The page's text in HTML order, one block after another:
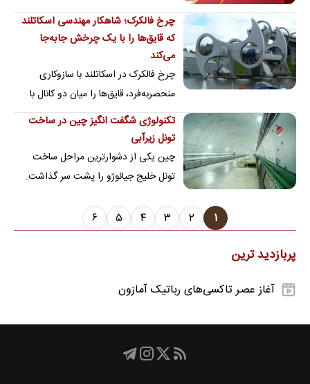
پربازدید ترین
آغاز عصر تاکسی‌های رباتیک آمازون
حمل‌ونقل ریلی پاک برداشت.
چرخ فالکرک؛ شاهکار مهندسی اسکاتلند
که قایق‌ها را با یک چرخش جابه‌جا
می‌کند
چرخ فالکرک در اسکاتلند با سازوکاری
منحصربه‌فرد، قایق‌ها را میان دو کانال با
ارتفاع متفاوت جابه‌جا می‌کند.
تکنولوژی شگفت انگیز چین در ساخت
تونل زیرآبی
چین یکی از دشوارترین مراحل ساخت
تونل خلیج جیائوژو را پشت سر گذاشت.
پیشرفت کرده و بخش…
۱ ۲ ۳ ۴ ۵ ۶